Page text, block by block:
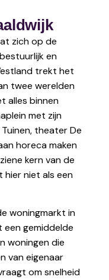
zich op de
en
trekt het
twee werelden
alles binnen
met zijn
theater De
horeca maken
kern van de
hier niet als een
woningmarkt in
een gemiddelde
woningen die
van eigenaar
om snelheid